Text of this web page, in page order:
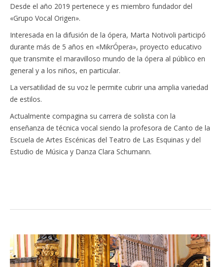
Desde el año 2019 pertenece y es miembro fundador del
«Grupo Vocal Origen».
Interesada en la difusión de la ópera, Marta Notivoli participó
durante más de 5 años en «MikrÓpera», proyecto educativo
que transmite el maravilloso mundo de la ópera al público en
general y a los niños, en particular.
La versatilidad de su voz le permite cubrir una amplia variedad
de estilos.
Actualmente compagina su carrera de solista con la
enseñanza de técnica vocal siendo la profesora de Canto de la
Escuela de Artes Escénicas del Teatro de Las Esquinas y del
Estudio de Música y Danza Clara Schumann.